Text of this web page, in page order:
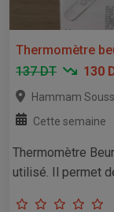
Thermomètre
137 DT
130
Hammam
Cette semaine
Thermomètre
utilisé. Il permet